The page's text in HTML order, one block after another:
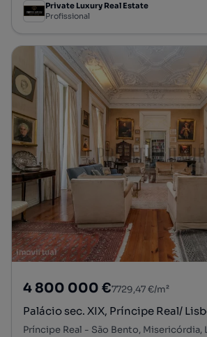
Private Luxury Real Estate
Profissional
4 800 000 €7729,47 €/m²
Palácio sec. XIX, Príncipe Real/
Príncipe Real - São Bento, Misericórdia,